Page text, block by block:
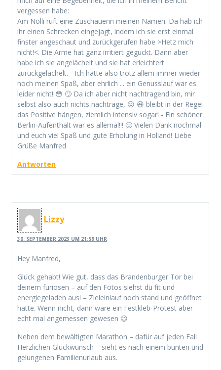
vergessen habe:
Am Nolli ruft eine Zuschauerin meinen Namen. Da hab ich
ihr einen Schrecken eingejagt, indem ich sie erst einmal
finster angeschaut und zurückgerufen habe >Hetz mich
nicht!<. Die Arme hat ganz irritiert geguckt. Dann aber
habe ich sie angelächelt und sie hat erleichtert
zurückgelächelt. - Ich hatte also trotz allem immer wieder
noch meinen Spaß, aber ehrlich ... ein Genusslauf war es
leider nicht! 😳 🙄 Da ich aber nicht nachtragend bin, mir
selbst also auch nichts nachtrage, 😛 😆 bleibt in der Regel
das Positive hängen, ziemlich intensiv sogar! - Ein schöner
Berlin-Aufenthalt war es allemal!!! 🙂 Vielen Dank nochmal
und euch viel Spaß und gute Erholung in Holland! Liebe
Grüße Manfred
Antworten
Lizzy
30. SEPTEMBER 2023 UM 21:59 UHR
Hey Manfred,
Glück gehabt! Wie gut, dass das Brandenburger Tor bei
deinem furiosen – auf den Fotos siehst du fit und
energiegeladen aus! – Zieleinlauf noch stand und geöffnet
hatte. Wenn nicht, dann wäre ein Festkleb-Protest aber
echt mal angemessen gewesen 😉
Neben dem bewältigten Marathon – dafür auf jeden Fall
Herzlichen Glückwunsch – sieht es nach einem bunten und
gelungenen Familienurlaub aus.